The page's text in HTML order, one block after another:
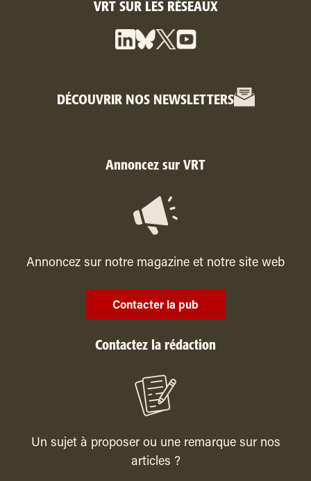
VRT SUR LES RÉSEAUX
DÉCOUVRIR NOS NEWSLETTERS
Annoncez sur VRT
Annoncez sur notre magazine et notre site web
Contacter la pub
Contactez la rédaction
Un sujet à proposer ou une remarque sur nos
articles ?